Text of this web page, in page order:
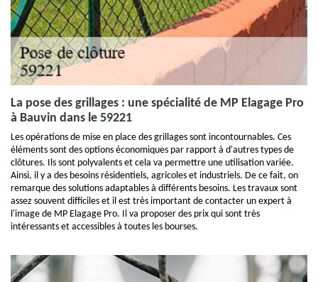
La pose des grillages : une spécialité de MP Elagage Pro
à Bauvin dans le 59221
Les opérations de mise en place des grillages sont incontournables. Ces
éléments sont des options économiques par rapport à d'autres types de
clôtures. Ils sont polyvalents et cela va permettre une utilisation variée.
Ainsi, il y a des besoins résidentiels, agricoles et industriels. De ce fait, on
remarque des solutions adaptables à différents besoins. Les travaux sont
assez souvent difficiles et il est très important de contacter un expert à
l'image de MP Elagage Pro. Il va proposer des prix qui sont très
intéressants et accessibles à toutes les bourses.